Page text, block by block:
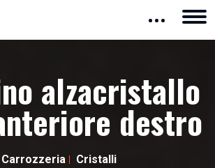
alzacristallo
destro
Carrozzeria
Cristalli